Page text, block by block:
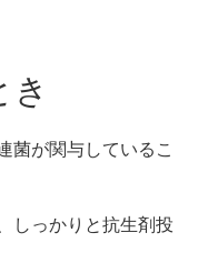
菌が関与しているこ
っかりと抗生剤投